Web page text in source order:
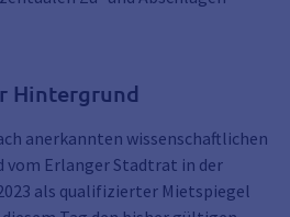
Hintergrund
anerkannten wissenschaftlichen
vom Erlanger Stadtrat in der
als qualifizierter Mietspiegel